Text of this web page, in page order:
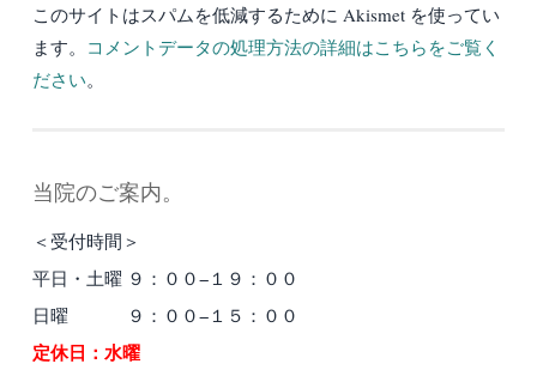
このサイトはスパムを低減するために Akismet を使ってい
ます。 コメントデータの処理方法の詳細はこちらをご覧く
ださい。
当院のご案内。
＜受付時間＞
平日・土曜 ９：００−１９：００
日曜 ９：００−１５：００
定休日：水曜